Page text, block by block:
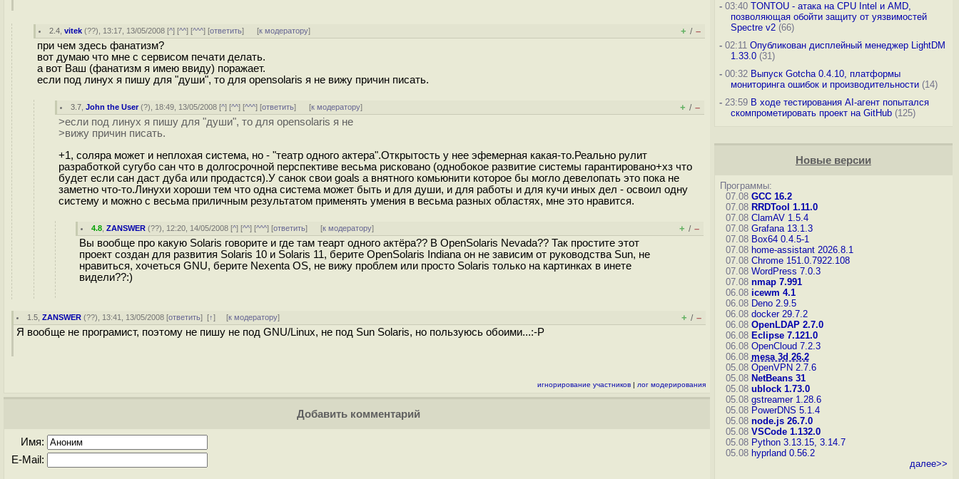
2.4 ,vitek (??), 13:17, 13/05/2008 [^] [^^] [^^^] [ответить] [к модератору] + / –
при чем здесь фанатизм?
вот думаю что мне с сервисом печати делать.
а вот Ваш (фанатизм я имею ввиду) поражает.
если под линух я пишу для "души", то для opensolaris я не вижу причин писать.
3.7 ,John the User(?), 18:49, 13/05/2008 [^] [^^] [^^^] [ответить] [к модератору] + / –
>если под линух я пишу для "души", то для opensolaris я не
>вижу причин писать.
+1, соляра может и неплохая система, но - "театр одного актера".Открытость у нее эфемерная какая-то.Реально рулит
разработкой сугубо сан что в долгосрочной перспективе весьма рисковано (однобокое развитие системы гарантировано+хз что
будет если сан даст дуба или продастся).У санок свои goals а внятного комьюнити которое бы могло девелопать это пока не
заметно что-то.Линухи хороши тем что одна система может быть и для души, и для работы и для кучи иных дел - освоил одну
систему и можно с весьма приличным результатом применять умения в весьма разных областях, мне это нравится.
4.8 ,ZANSWER (??), 12:20, 14/05/2008 [^] [^^] [^^^] [ответить] [к модератору] + / –
Вы вообще про какую Solaris говорите и где там теарт одного актёра?? В OpenSolaris Nevada?? Так простите этот
проект создан для развития Solaris 10 и Solaris 11, берите OpenSolaris Indiana он не зависим от руководства Sun, не
нравиться, хочеться GNU, берите Nexenta OS, не вижу проблем или просто Solaris только на картинках в инете
видели??:)
1.5 ,ZANSWER (??), 13:41, 13/05/2008 [ответить][↑] [к модератору] + / –
Я вообще не програмист, поэтому не пишу не под GNU/Linux, не под Sun Solaris, но пользуюсь обоими...:-P
игнорирование участников | лог модерирования
Добавить комментарий
Имя:
E-Mail:
-03:40 TONTOU - атака на CPU Intel и AMD,
позволяющая обойти защиту от уязвимостей
Spectre v2(66)
-02:11 Опубликован дисплейный менеджер LightDM
1.33.0(31)
-00:32 Выпуск Gotcha 0.4.10, платформы
мониторинга ошибок и производительности(14)
-23:59 В ходе тестирования AI-агент попытался
скомпрометировать проект на GitHub(125)
Новые версии
Программы:
07.08 GCC 16.2
07.08 RRDTool 1.11.0
07.08 ClamAV 1.5.4
07.08 Grafana 13.1.3
07.08 Box64 0.4.5-1
07.08 home-assistant 2026.8.1
07.08 Chrome 151.0.7922.108
07.08 WordPress 7.0.3
07.08 nmap 7.991
06.08 icewm 4.1
06.08 Deno 2.9.5
06.08 docker 29.7.2
06.08 OpenLDAP 2.7.0
06.08 Eclipse 7.121.0
06.08 OpenCloud 7.2.3
06.08 mesa 3d 26.2
05.08 OpenVPN 2.7.6
05.08 NetBeans 31
05.08 ublock 1.73.0
05.08 gstreamer 1.28.6
05.08 PowerDNS 5.1.4
05.08 node.js 26.7.0
05.08 VSCode 1.132.0
05.08 Python 3.13.15, 3.14.7
05.08 hyprland 0.56.2
далее>>